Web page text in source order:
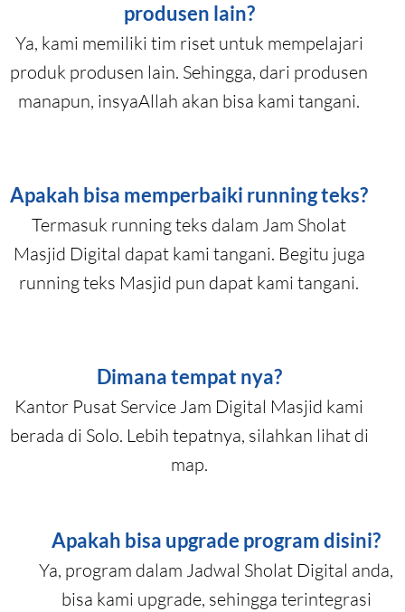
produsen lain?
Ya, kami memiliki tim riset untuk mempelajari
produk produsen lain. Sehingga, dari produsen
manapun, insyaAllah akan bisa kami tangani.
Apakah bisa memperbaiki running teks?
Termasuk running teks dalam Jam Sholat
Masjid Digital dapat kami tangani. Begitu juga
running teks Masjid pun dapat kami tangani.
Dimana tempat nya?
Kantor Pusat Service Jam Digital Masjid kami
berada di Solo. Lebih tepatnya, silahkan lihat di
map.
Apakah bisa upgrade program disini?
Ya, program dalam Jadwal Sholat Digital anda,
bisa kami upgrade, sehingga terintegrasi